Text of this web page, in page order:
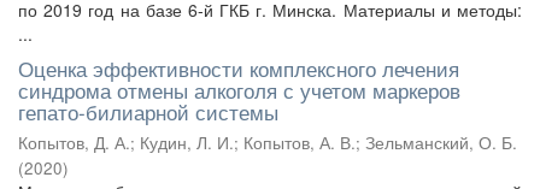
по 2019 год на базе 6-й ГКБ г. Минска. Материалы и методы:
...
Оценка эффективности комплексного лечения
синдрома отмены алкоголя с учетом маркеров
гепато-билиарной системы
Копытов, Д. А.; Кудин, Л. И.; Копытов, А. В.; Зельманский, О. Б.
(2020)